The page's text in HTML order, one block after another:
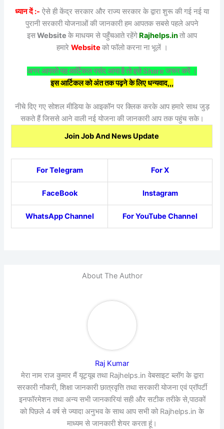
ध्यान दें :- ऐसे ही केंद्र सरकार और राज्य सरकार के द्वारा शुरू की गई नई या
पुरानी सरकारी योजनाओं की जानकारी हम आपतक सबसे पहले अपने
इसWebsite के माधयम से पहुँचआते रहेंगे Rajhelps.inतो आप
हमारे Website को फॉलो करना ना भूलें ।
अगर आपको यह आर्टिकल पसंद आया है तो इसे Share जरूर करें ।
इस आर्टिकल को अंत तक पढ़ने के लिए धन्यवाद,,,
नीचे दिए गए सोशल मीडिया के आइकॉन पर क्लिक करके आप हमारे साथ जुड़
सकते हैं जिससे आने वाली नई योजना की जानकारी आप तक पहुंच सके।
Join Job And News Update
For Telegram For X
FaceBook Instagram
WhatsApp Channel For YouTube Channel
About The Author
Raj Kumar
मेरा नाम राज कुमार मैं यूट्यूब तथा Rajhelps.in वेबसाइट ब्लॉग के द्वारा
सरकारी नौकरी, शिक्षा जानकारी छात्रवृत्ति तथा सरकारी योजना एवं प्रॉपर्टी
इनफॉरमेशन तथा अन्य सभी जानकारियां सही और सटीक तरीके से,पाठकों
को पिछले 4 वर्ष से ज्यादा अनुभव के साथ आप सभी को Rajhelps.in के
माध्यम से जानकारी शेयर करता हूं।